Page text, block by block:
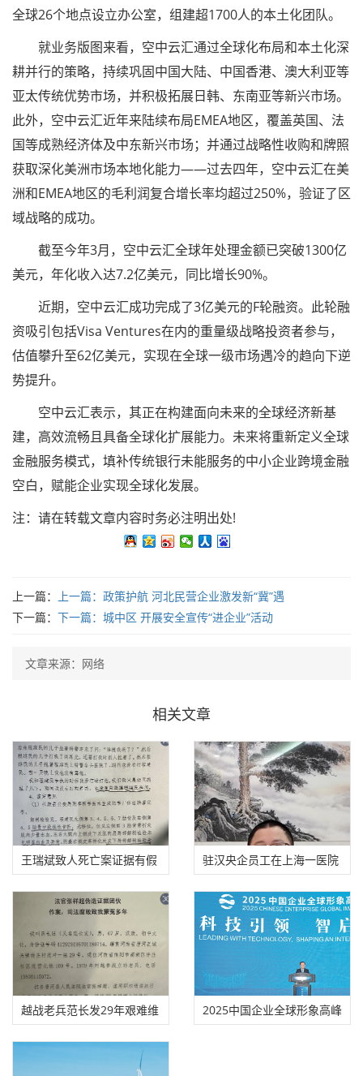
全球26个地点设立办公室，组建超1700人的本土化团队。
就业务版图来看，空中云汇通过全球化布局和本土化深
耕并行的策略，持续巩固中国大陆、中国香港、澳大利亚等
亚太传统优势市场，并积极拓展日韩、东南亚等新兴市场。
此外，空中云汇近年来陆续布局EMEA地区，覆盖英国、法
国等成熟经济体及中东新兴市场；并通过战略性收购和牌照
获取深化美洲市场本地化能力——过去四年，空中云汇在美
洲和EMEA地区的毛利润复合增长率均超过250%，验证了区
域战略的成功。
截至今年3月，空中云汇全球年处理金额已突破1300亿
美元，年化收入达7.2亿美元，同比增长90%。
近期，空中云汇成功完成了3亿美元的F轮融资。此轮融
资吸引包括Visa Ventures在内的重量级战略投资者参与，
估值攀升至62亿美元，实现在全球一级市场遇冷的趋向下逆
势提升。
空中云汇表示，其正在构建面向未来的全球经济新基
建，高效流畅且具备全球化扩展能力。未来将重新定义全球
金融服务模式，填补传统银行未能服务的中小企业跨境金融
空白，赋能企业实现全球化发展。
注：请在转载文章内容时务必注明出处!
上一篇： 上一篇： 政策护航 河北民营企业激发新“冀”遇
下一篇： 下一篇： 城中区 开展安全宣传“进企业”活动
文章来源：网络
相关文章
王瑞斌致人死亡案证据有假
适用法律错误
驻汉央企员工在上海一医院
勇斗歹徒，头
越战老兵范长发29年艰难维
权
2025中国企业全球形象高峰